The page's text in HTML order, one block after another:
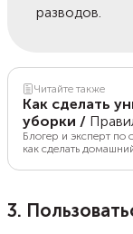
разводов.
Читайте также
Как сделать
уборки /
Блогер и эксперт по
как сделать
все поверхности
3.